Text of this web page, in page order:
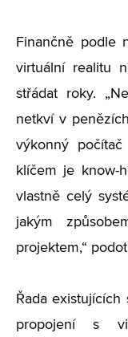
Finančně podle
virtuální realitu
střádat roky.
netkví v
výkonný
klíčem je know-
vlastně celý
jakým
projektem,“
Řada
propojení s